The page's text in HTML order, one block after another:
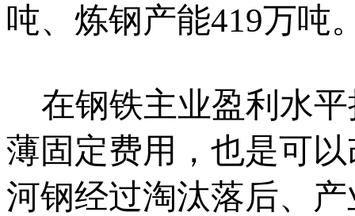
吨、炼钢产能419万吨
在钢铁主业盈利水平
薄固定费用，也是可
河钢经过淘汰落后、